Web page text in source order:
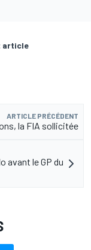
article
ARTICLE PRÉCÉDENT
la FIA sollicitée
avant le GP du